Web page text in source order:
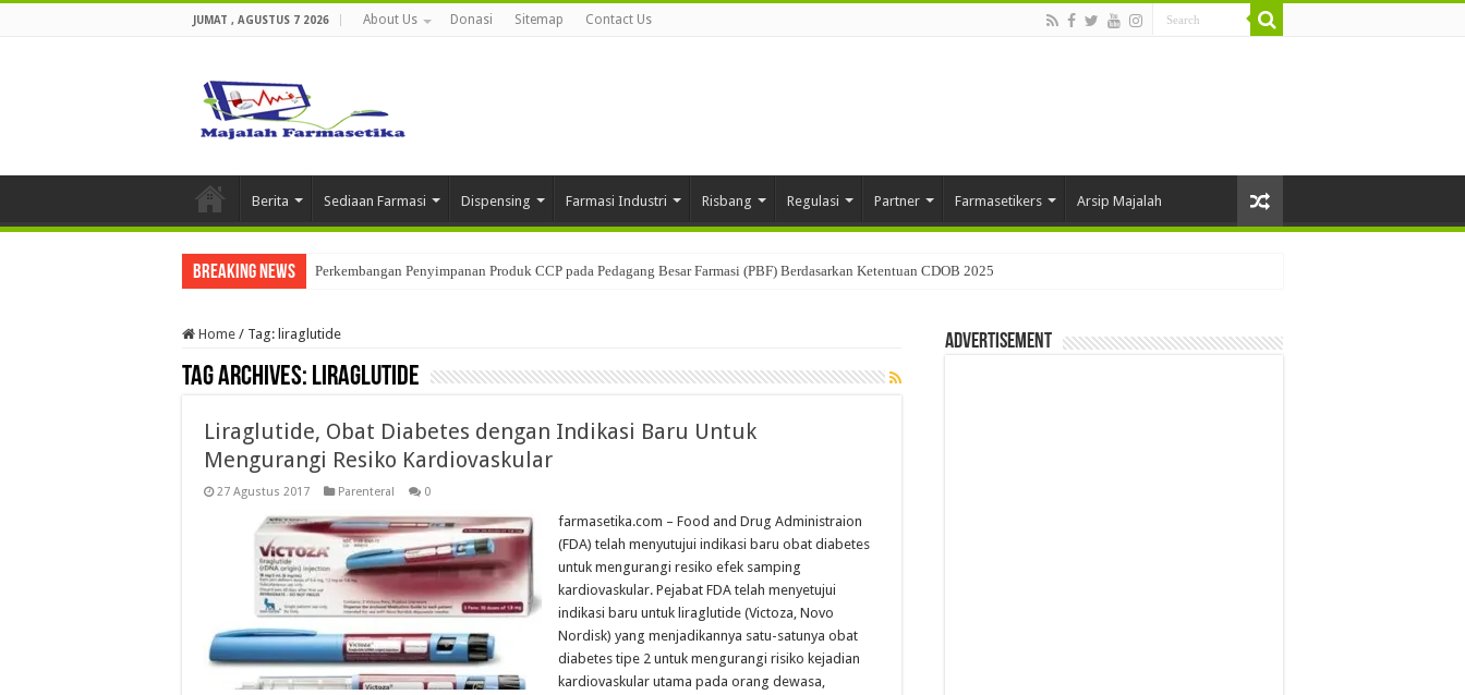
JUMAT , AGUSTUS 7 2026 About Us Donasi Sitemap Contact Us
Berita Sediaan Farmasi Dispensing Farmasi Industri Risbang Regulasi Partner Farmasetikers Arsip Majalah
Breaking News Perkembangan Penyimpanan Produk CCP pada Pedagang Besar Farmasi (PBF) Berdasarkan Ketentuan CDOB 2025
Home / Tag: liraglutide
Tag Archives: liraglutide
Liraglutide, Obat Diabetes dengan Indikasi Baru Untuk
Mengurangi Resiko Kardiovaskular
27 Agustus 2017 Parenteral 0
farmasetika.com – ​Food and Drug Administraion
(FDA) telah menyutujui indikasi baru obat diabetes
untuk mengurangi resiko efek samping
kardiovaskular. Pejabat FDA telah menyetujui
indikasi baru untuk liraglutide (Victoza, Novo
Nordisk) yang menjadikannya satu-satunya obat
diabetes tipe 2 untuk mengurangi risiko kejadian
kardiovaskular utama pada orang dewasa,
Advertisement